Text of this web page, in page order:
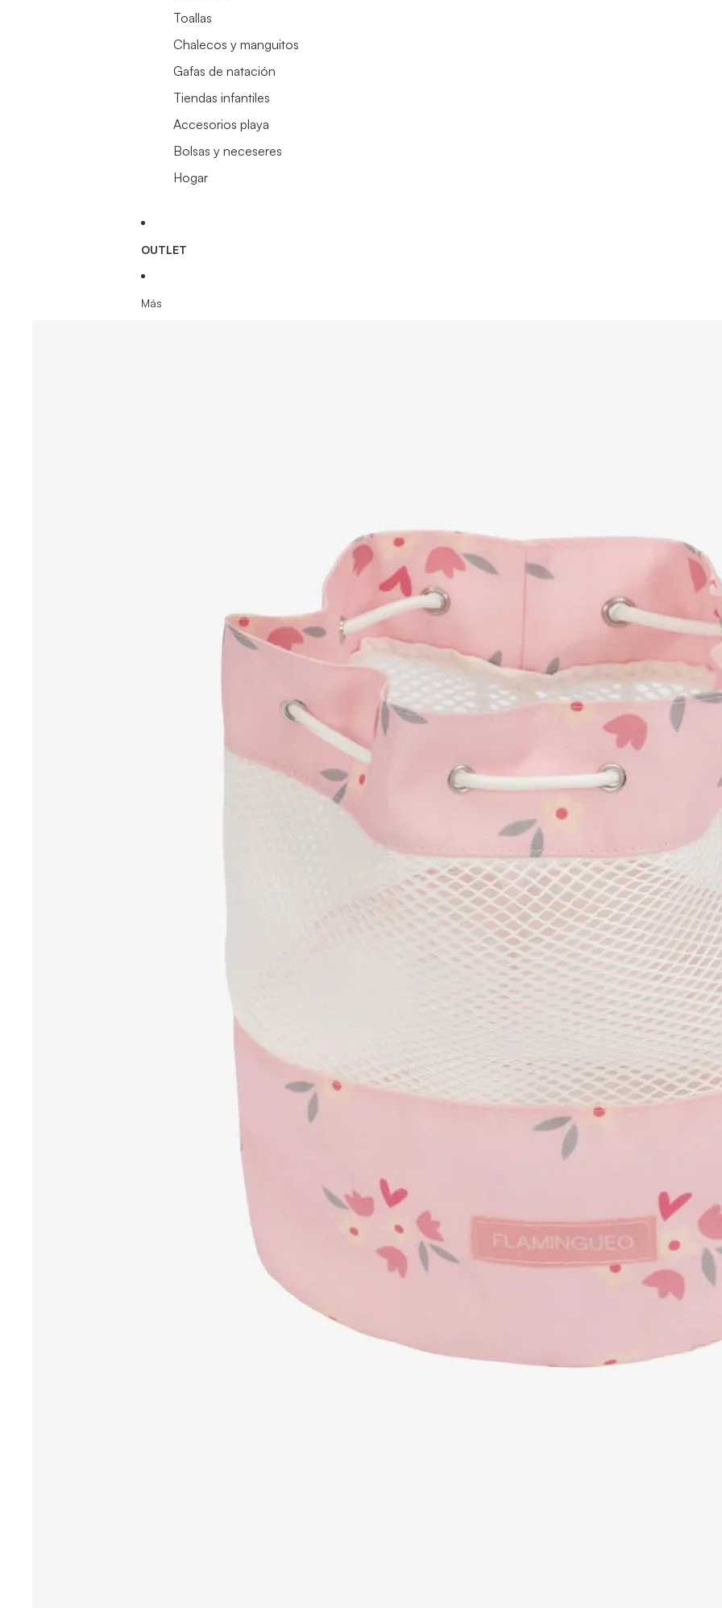
Toallas
Chalecos y manguitos
Gafas de natación
Tiendas infantiles
Accesorios playa
Bolsas y neceseres
Hogar
OUTLET
Más